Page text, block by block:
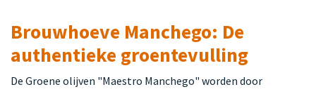
Brouwhoeve Manchego: De
authentieke groentevulling
De Groene olijven "Maestro Manchego" worden door